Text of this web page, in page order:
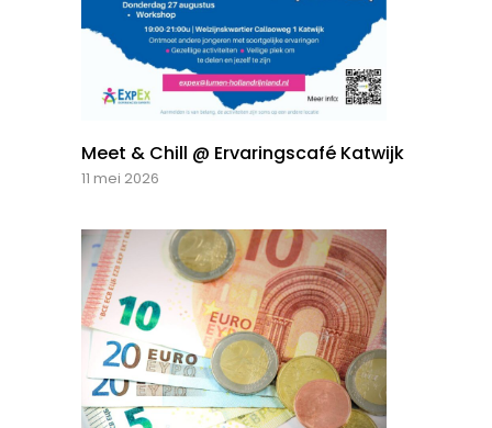
Meet & Chill @ Ervaringscafé Katwijk
11 mei 2026